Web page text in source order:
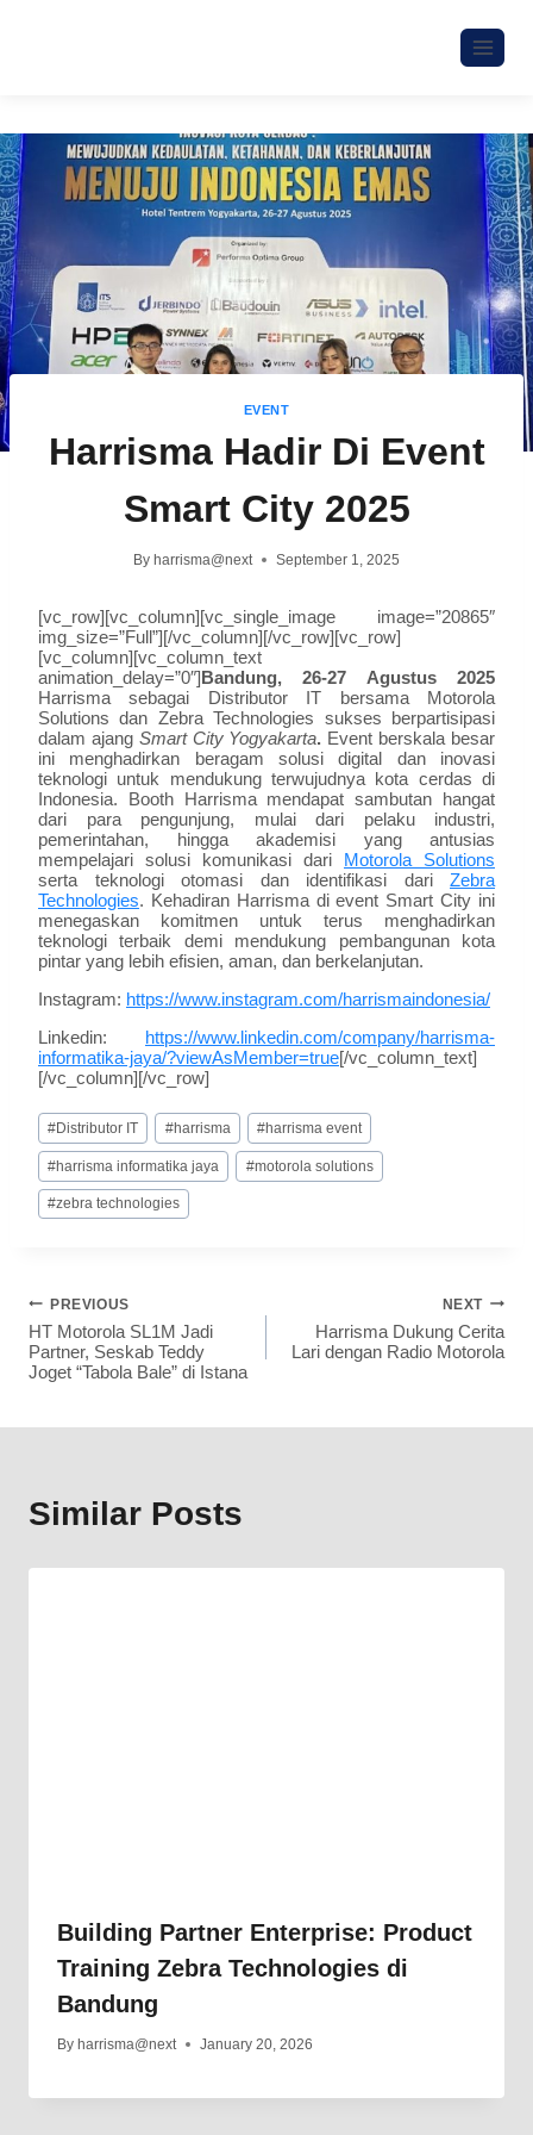
EVENT
Harrisma Hadir Di Event
Smart City 2025
By harrisma@next September 1, 2025
[vc_row][vc_column][vc_single_image image=”20865″
img_size=”Full”][/vc_column][/vc_row][vc_row]
[vc_column][vc_column_text
animation_delay=”0″]Bandung, 26-27 Agustus 2025
Harrisma sebagai Distributor IT bersama Motorola
Solutions dan Zebra Technologies sukses berpartisipasi
dalam ajang Smart City Yogyakarta. Event berskala besar
ini menghadirkan beragam solusi digital dan inovasi
teknologi untuk mendukung terwujudnya kota cerdas di
Indonesia. Booth Harrisma mendapat sambutan hangat
dari para pengunjung, mulai dari pelaku industri,
pemerintahan, hingga akademisi yang antusias
mempelajari solusi komunikasi dari Motorola Solutions
serta teknologi otomasi dan identifikasi dari Zebra
Technologies. Kehadiran Harrisma di event Smart City ini
menegaskan komitmen untuk terus menghadirkan
teknologi terbaik demi mendukung pembangunan kota
pintar yang lebih efisien, aman, dan berkelanjutan.
Instagram: https://www.instagram.com/harrismaindonesia/
Linkedin: https://www.linkedin.com/company/harrisma-
informatika-jaya/?viewAsMember=true[/vc_column_text]
[/vc_column][/vc_row]
#Distributor IT #harrisma #harrisma event
#harrisma informatika jaya #motorola solutions
#zebra technologies
PREVIOUS
HT Motorola SL1M Jadi
Partner, Seskab Teddy
Joget “Tabola Bale” di Istana
NEXT
Harrisma Dukung Cerita
Lari dengan Radio Motorola
Similar Posts
Building Partner Enterprise: Product
Training Zebra Technologies di
Bandung
By harrisma@next January 20, 2026